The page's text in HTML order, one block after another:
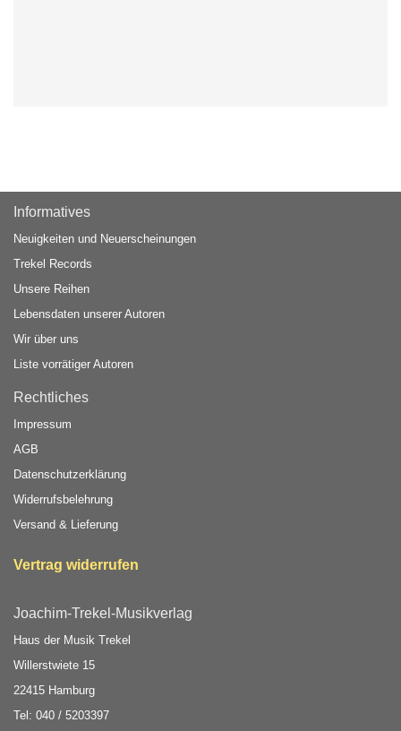
Informatives
Neuigkeiten und Neuerscheinungen
Trekel Records
Unsere Reihen
Lebensdaten unserer Autoren
Wir über uns
Liste vorrätiger Autoren
Rechtliches
Impressum
AGB
Datenschutzerklärung
Widerrufsbelehrung
Versand & Lieferung
Vertrag widerrufen
Joachim-Trekel-Musikverlag
Haus der Musik Trekel
Willerstwiete 15
22415 Hamburg
Tel: 040 / 5203397